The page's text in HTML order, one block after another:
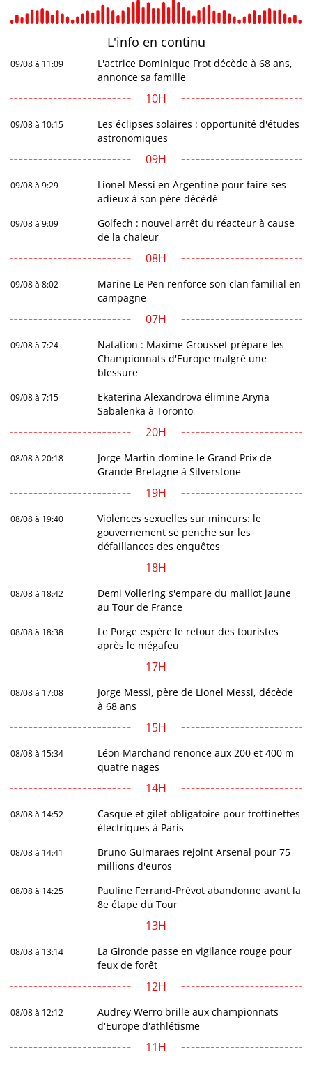
L'info en continu
09/08 à 11:09
L'actrice Dominique Frot décède à 68 ans,
annonce sa famille
10H
09/08 à 10:15
Les éclipses solaires : opportunité d'études
astronomiques
09H
09/08 à 9:29
Lionel Messi en Argentine pour faire ses
adieux à son père décédé
09/08 à 9:09
Golfech : nouvel arrêt du réacteur à cause
de la chaleur
08H
09/08 à 8:02
Marine Le Pen renforce son clan familial en
campagne
07H
09/08 à 7:24
Natation : Maxime Grousset prépare les
Championnats d'Europe malgré une
blessure
09/08 à 7:15
Ekaterina Alexandrova élimine Aryna
Sabalenka à Toronto
20H
08/08 à 20:18
Jorge Martin domine le Grand Prix de
Grande-Bretagne à Silverstone
19H
08/08 à 19:40
Violences sexuelles sur mineurs: le
gouvernement se penche sur les
défaillances des enquêtes
18H
08/08 à 18:42
Demi Vollering s'empare du maillot jaune
au Tour de France
08/08 à 18:38
Le Porge espère le retour des touristes
après le mégafeu
17H
08/08 à 17:08
Jorge Messi, père de Lionel Messi, décède
à 68 ans
15H
08/08 à 15:34
Léon Marchand renonce aux 200 et 400 m
quatre nages
14H
08/08 à 14:52
Casque et gilet obligatoire pour trottinettes
électriques à Paris
08/08 à 14:41
Bruno Guimaraes rejoint Arsenal pour 75
millions d'euros
08/08 à 14:25
Pauline Ferrand-Prévot abandonne avant la
8e étape du Tour
13H
08/08 à 13:14
La Gironde passe en vigilance rouge pour
feux de forêt
12H
08/08 à 12:12
Audrey Werro brille aux championnats
d'Europe d'athlétisme
11H